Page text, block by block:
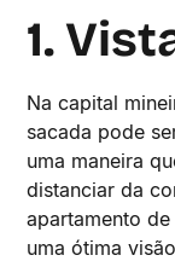
1.
Na capital
sacada pode
uma maneira
distanciar da
apartamento
uma ótima